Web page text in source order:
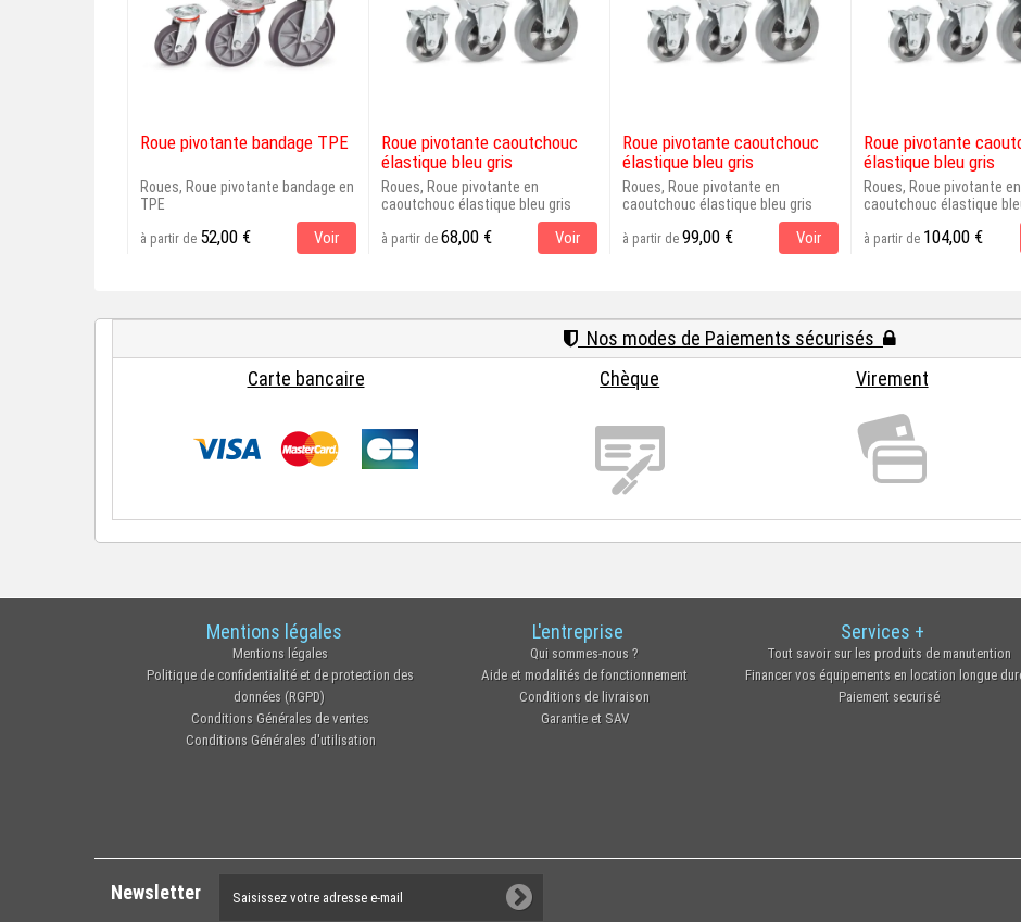
Roue pivotante bandage TPE
Roues, Roue pivotante bandage en
TPE
à partir de 52,00 € Voir
Roue pivotante caoutchouc
élastique bleu gris
Roues, Roue pivotante en
caoutchouc élastique bleu gris
à partir de68,00 € Voir
Roue pivotante caoutchouc
élastique bleu gris
Roues, Roue pivotante en
caoutchouc élastique bleu gris
à partir de99,00 € Voir
Roue pivotante
élastique bleu gris
Roues, Roue pivotante en
caoutchouc élastique
à partir de 104,00 €
Nos modes de Paiements sécurisés
Carte bancaire
Chèque Virement
Mentions légales
Mentions légales
Politique de confidentialité et de protection des
données (RGPD)
Conditions Générales de ventes
Conditions Générales d'utilisation
L'entreprise
Qui sommes-nous ?
Aide et modalités de fonctionnement
Conditions de livraison
Garantie et SAV
Services +
Tout savoir sur les produits de manutention
Financer vos équipements en location longue
Paiement securisé
Newsletter